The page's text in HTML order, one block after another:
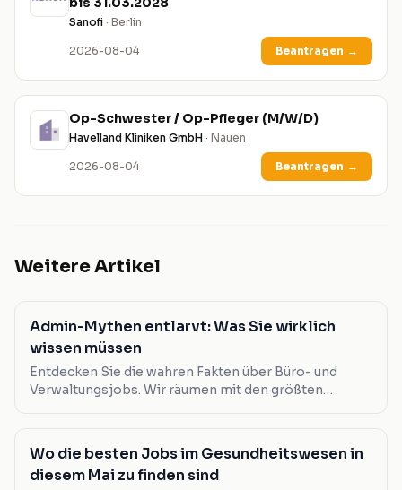
Sanofi · Berlin
2026-08-04 Beantragen →
Op-Schwester / Op-Pfleger (M/W/D)
Havelland Kliniken GmbH · Nauen
2026-08-04 Beantragen →
Weitere Artikel
Admin-Mythen entlarvt: Was Sie wirklich
wissen müssen
Entdecken Sie die wahren Fakten über Büro- und
Verwaltungsjobs. Wir räumen mit den größten
Wo die besten Jobs im Gesundheitswesen in
diesem Mai zu finden sind